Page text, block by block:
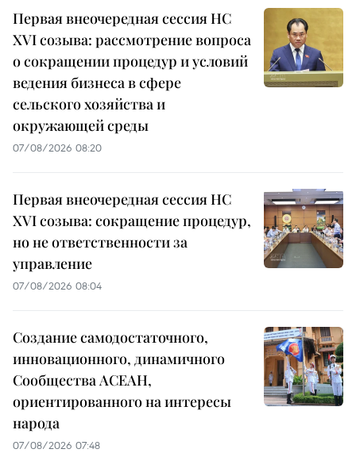
Первая внеочередная сессия НС
XVI созыва: рассмотрение вопроса
о сокращении процедур и условий
ведения бизнеса в сфере
сельского хозяйства и
окружающей среды
07/08/2026 08:20
Первая внеочередная сессия НС
XVI созыва: сокращение процедур,
но не ответственности за
управление
07/08/2026 08:04
Создание самодостаточного,
инновационного, динамичного
Сообщества АСЕАН,
ориентированного на интересы
народа
07/08/2026 07:48